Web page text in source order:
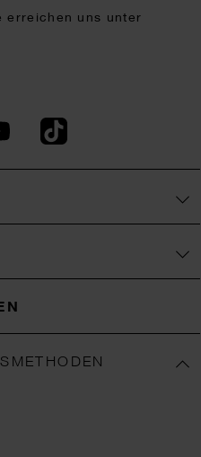
erreichen uns unter
YouTubeTikTok